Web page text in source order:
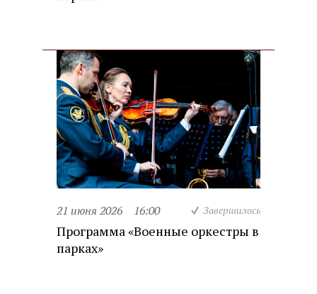
21 июня 2026 16:00 Завершилось
Программа «Военные оркестры в
парках»